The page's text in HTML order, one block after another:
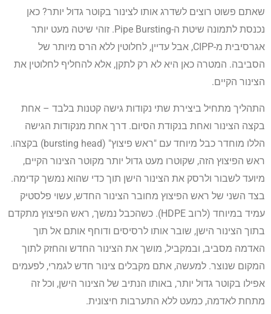
שאתם פשוט רוצים לשדרג אותו לצינור בקוטר גדול יותר? כאן
נכנסת לתמונה שיטת ה-Pipe Bursting. זוהי שיטה מעט יותר
אגרסיבית מ-CIPP, אבל עדיין, לחלוטין ללא הרס מיותר של
הסביבה. המטרה כאן היא לא רק לתקן, אלא להחליף לחלוטין את
הצינור הקיים.
התהליך מתחיל ביצירת שתי נקודות גישה קטנות בלבד – אחת
בקצה הצינור ואחת בנקודת הסיום. דרך אחת מנקודות הגישה
הללו מוחדר כבל מיוחד עם "ראש פיצוץ" (bursting head) בקצהו.
ראש הפיצוץ הזה, שקוטרו מעט גדול יותר מקוטר הצינור הקיים,
מיועד לשבור ולרסק את הצינור הישן תוך כדי שהוא נמשך קדימה.
בצד השני של ראש הפיצוץ מחובר הצינור החדש, עשוי פלסטיק
עמיד במיוחד (לרוב HDPE). כשהכבל נמשך, ראש הפיצוץ מתקדם
בתוך הצינור הישן, שובר אותו לרסיסים ודוחף אותם אל תוך
האדמה מסביב, ובמקביל, מושך את הצינור החדש והחזק לתוך
המקום שנוצר. למעשה, אתם מקבלים צינור חדש לגמרי, לפעמים
אפילו בקוטר גדול יותר, באותו הנתיב של הצינור הישן, וכל זה
מתחת לאדמה, כמעט ללא התערבות חיצונית.